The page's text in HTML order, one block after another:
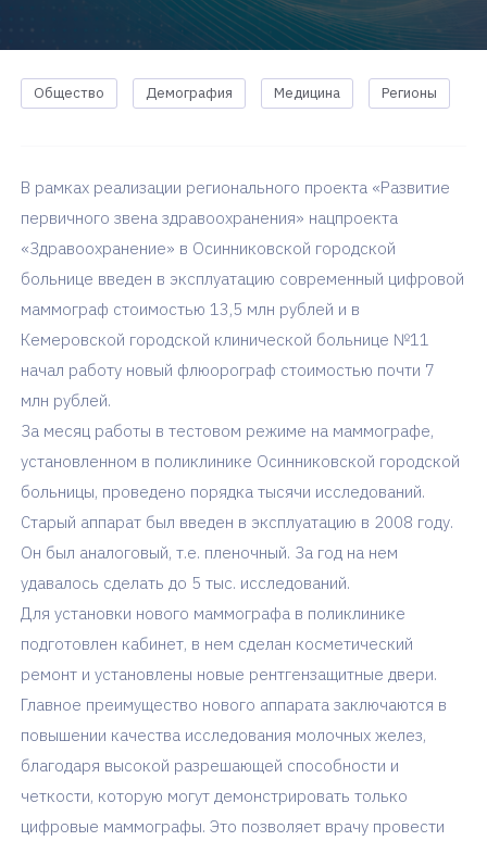
Общество Демография Медицина Регионы
В рамках реализации регионального проекта «Развитие
первичного звена здравоохранения» нацпроекта
«Здравоохранение» в Осинниковской городской
больнице введен в эксплуатацию современный цифровой
маммограф стоимостью 13,5 млн рублей и в
Кемеровской городской клинической больнице №11
начал работу новый флюорограф стоимостью почти 7
млн рублей.
За месяц работы в тестовом режиме на маммографе,
установленном в поликлинике Осинниковской городской
больницы, проведено порядка тысячи исследований.
Старый аппарат был введен в эксплуатацию в 2008 году.
Он был аналоговый, т.е. пленочный. За год на нем
удавалось сделать до 5 тыс. исследований.
Для установки нового маммографа в поликлинике
подготовлен кабинет, в нем сделан косметический
ремонт и установлены новые рентгензащитные двери.
Главное преимущество нового аппарата заключаются в
повышении качества исследования молочных желез,
благодаря высокой разрешающей способности и
четкости, которую могут демонстрировать только
цифровые маммографы. Это позволяет врачу провести